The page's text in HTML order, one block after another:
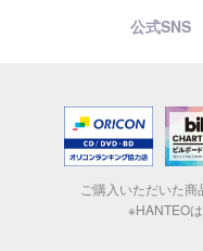
公式SNS
ご購入いただいた
※HANTEO